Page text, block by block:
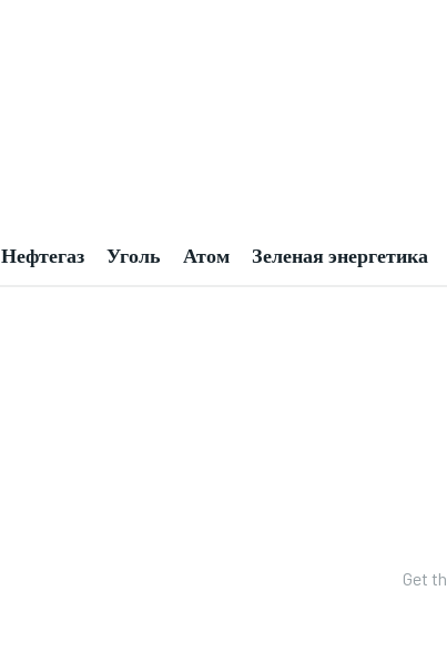
Нефтегаз Уголь Атом Зеленая энергетика
Get